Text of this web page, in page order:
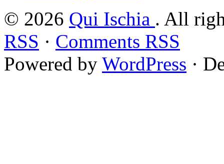
© 2026 Qui Ischia . All
RSS · Comments RSS
Powered by WordPress ·